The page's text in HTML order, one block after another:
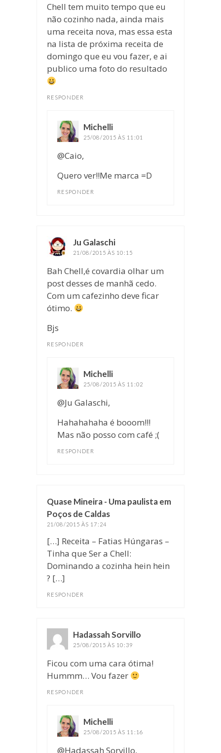
Chell tem muito tempo que eu
não cozinho nada, ainda mais
uma receita nova, mas essa esta
na lista de próxima receita de
domingo que eu vou fazer, e ai
publico uma foto do resultado
RESPONDER
Michelli
25/08/2015 ÀS 11:01
@Caio,
Quero ver!!Me marca =D
RESPONDER
Ju Galaschi
21/08/2015 ÀS 10:15
Bah Chell,é covardia olhar um
post desses de manhã cedo.
Com um cafezinho deve ficar
ótimo.
Bjs
RESPONDER
Michelli
25/08/2015 ÀS 11:02
@Ju Galaschi,
Hahahahaha é booom!!!
Mas não posso com café ;(
RESPONDER
Quase Mineira - Uma paulista em
Poços de Caldas
21/08/2015 ÀS 17:24
[…] Receita – Fatias Húngaras –
Tinha que Ser a Chell:
Dominando a cozinha hein hein
? […]
RESPONDER
Hadassah Sorvillo
25/08/2015 ÀS 10:39
Ficou com uma cara ótima!
Hummm… Vou fazer
RESPONDER
Michelli
25/08/2015 ÀS 11:16
@Hadassah Sorvillo,